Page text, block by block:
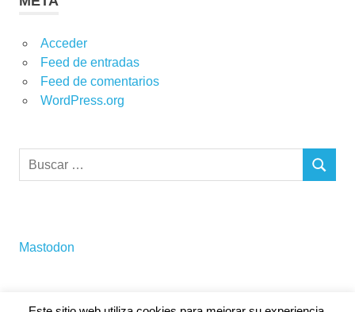
Acceder
Feed de entradas
Feed de comentarios
WordPress.org
Buscar:
BUSCAR
Mastodon